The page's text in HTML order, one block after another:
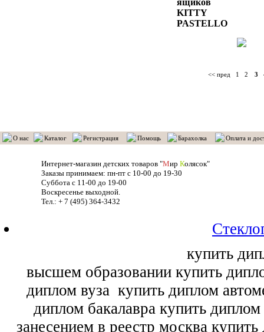
ящиков
KITTY
PASTELLO
<< пред 1 2 3
О нас Каталог Регистрация Помощь Барахолка Оплата и
Интернет-магазин детских товаров "Мир Колясок"
Заказы принимаем: пн-пт с 10-00 до 19-30
Суббота с 11-00 до 19-00
Воскресенье выходной.
Тел.: + 7 (495) 364-3432
купить
высшем образовании купить
диплом вуза купить диплом
диплом бакалавра купить
занесением в реестр москва